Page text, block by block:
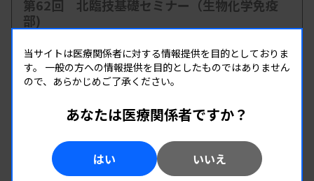
第62回 北臨技基礎セミナー（生物化学免疫
部)
開催場所 : 北海道
臨床化学
08.22 08.22
第2回 生物化学分析班研修会
和歌山県臨床検査技師会
当サイトは医療関係者に対する情報提供を目的としておりま
す。 一般の方への情報提供を目的としたものではありません
ので、あらかじめご了承ください。
あなたは医療関係者ですか？
はい いいえ